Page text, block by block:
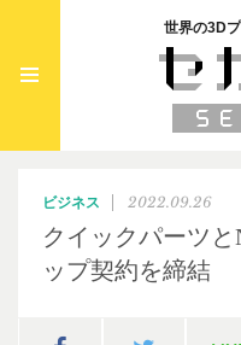
世界の3D
ビジネス 2022.09.26
クイックパーツ
ップ契約を締結